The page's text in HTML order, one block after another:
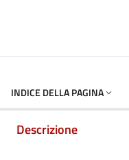
INDICE DELLA PAGINA
Descrizione